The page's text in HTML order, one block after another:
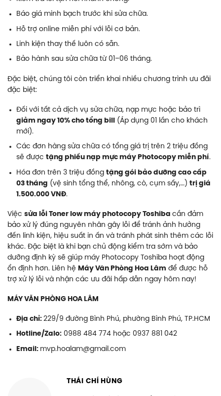
Báo giá minh bạch trước khi sửa chữa.
Hỗ trợ online miễn phí với lỗi cơ bản.
Linh kiện thay thế luôn có sẵn.
Bảo hành sau sửa chữa từ 01–06 tháng.
Đặc biệt, chúng tôi còn triển khai nhiều chương trình ưu đãi
đặc biệt:
Đối với tất cả dịch vụ sửa chữa, nạp mực hoặc bảo trì
giảm ngay 10% cho tổng bill
(Áp dụng 01 lần cho khách
mới).
Các đơn hàng sửa chữa có tổng giá trị trên 2 triệu đồng
sẽ đượctặng phiếu nạp mực máy Photocopy miễn phí.
Hóa đơn trên 3 triệu đồngtặng gói bảo dưỡng cao cấp
03 tháng (vệ sinh tổng thể, nhông, cò, cụm sấy,…)trị giá
1.500.000 VNĐ.
Việc sửa lỗi Toner low máy photocopy Toshiba cần đảm
bảo xử lý đúng nguyên nhân gây lỗi để tránh ảnh hưởng
đến linh kiện, hiệu suất in ấn và tránh phát sinh thêm các lỗi
khác. Đặc biệt là khi bạn chủ động kiểm tra sớm và bảo
dưỡng định kỳ sẽ giúp máy Photocopy Toshiba hoạt động
ổn định hơn. Liên hệ Máy Văn Phòng Hoa Lâm để được hỗ
trợ xử lý lỗi và nhận các ưu đãi hấp dẫn ngay hôm nay!
MÁY VĂN PHÒNG HOA LÂM
Địa chỉ:229/9 đường Bình Phú, phường Bình Phú, TP.HCM
Hotline/Zalo: 0988 484 774 hoặc 0937 881 042
Email: mvp.hoalam@gmail.com
THÁI CHÍ HÙNG